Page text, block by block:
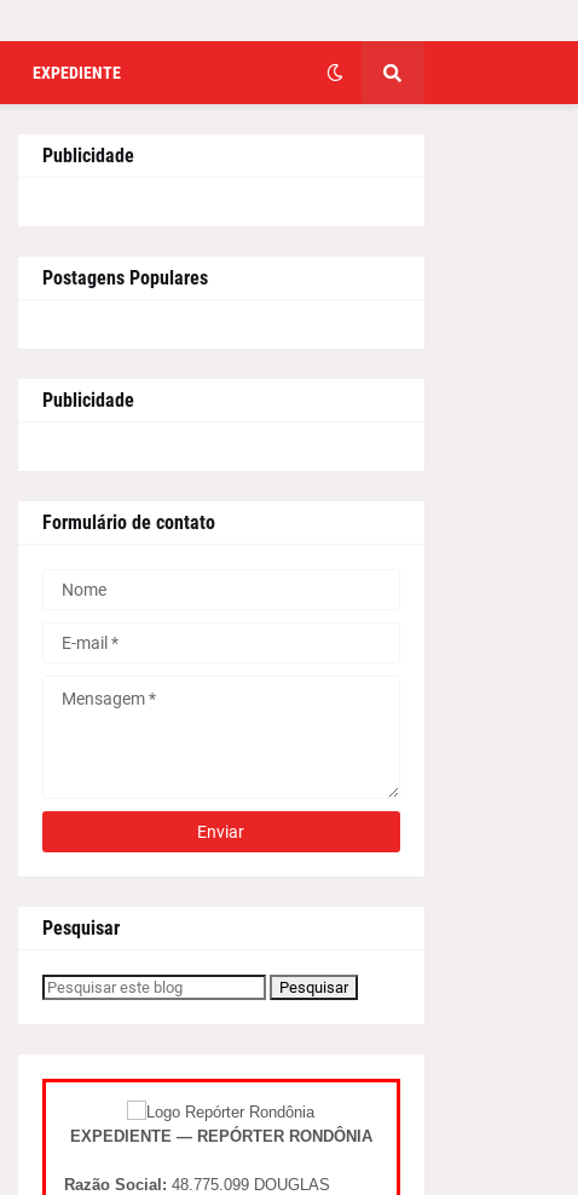
EXPEDIENTE
Publicidade
Postagens Populares
Publicidade
Formulário de contato
Pesquisar
EXPEDIENTE — REPÓRTER RONDÔNIA
Razão Social: 48.775.099 DOUGLAS